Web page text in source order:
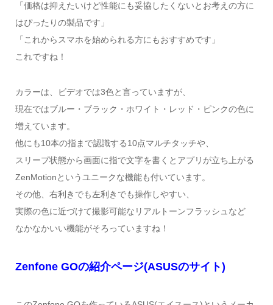
「価格は抑えたいけど性能にも妥協したくないとお考えの方に
はぴったりの製品です」
「これからスマホを始められる方にもおすすめです」
これですね！
カラーは、ビデオでは3色と言っていますが、
現在ではブルー・ブラック・ホワイト・レッド・ピンクの色に
増えています。
他にも10本の指まで認識する10点マルチタッチや、
スリープ状態から画面に指で文字を書くとアプリが立ち上がる
ZenMotionというユニークな機能も付いています。
その他、右利きでも左利きでも操作しやすい、
実際の色に近づけて撮影可能なリアルトーンフラッシュなど
なかなかいい機能がそろっていますね！
Zenfone GOの紹介ページ(ASUSのサイト)